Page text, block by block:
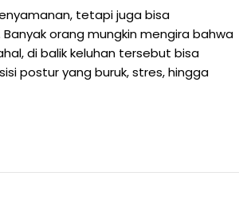
tetapi juga bisa
orang mungkin mengira bahwa
di balik keluhan tersebut bisa
postur yang buruk, stres, hingga